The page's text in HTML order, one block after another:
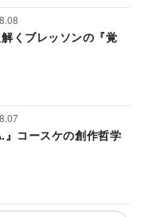
くブレッソンの『覚
』コースケの創作哲学